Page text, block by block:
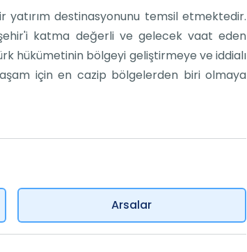
destinasyonunu temsil etmektedir.
katma değerli ve gelecek vaat eden
hükümetinin bölgeyi geliştirmeye ve iddialı
için en cazip bölgelerden biri olmaya
Arsalar